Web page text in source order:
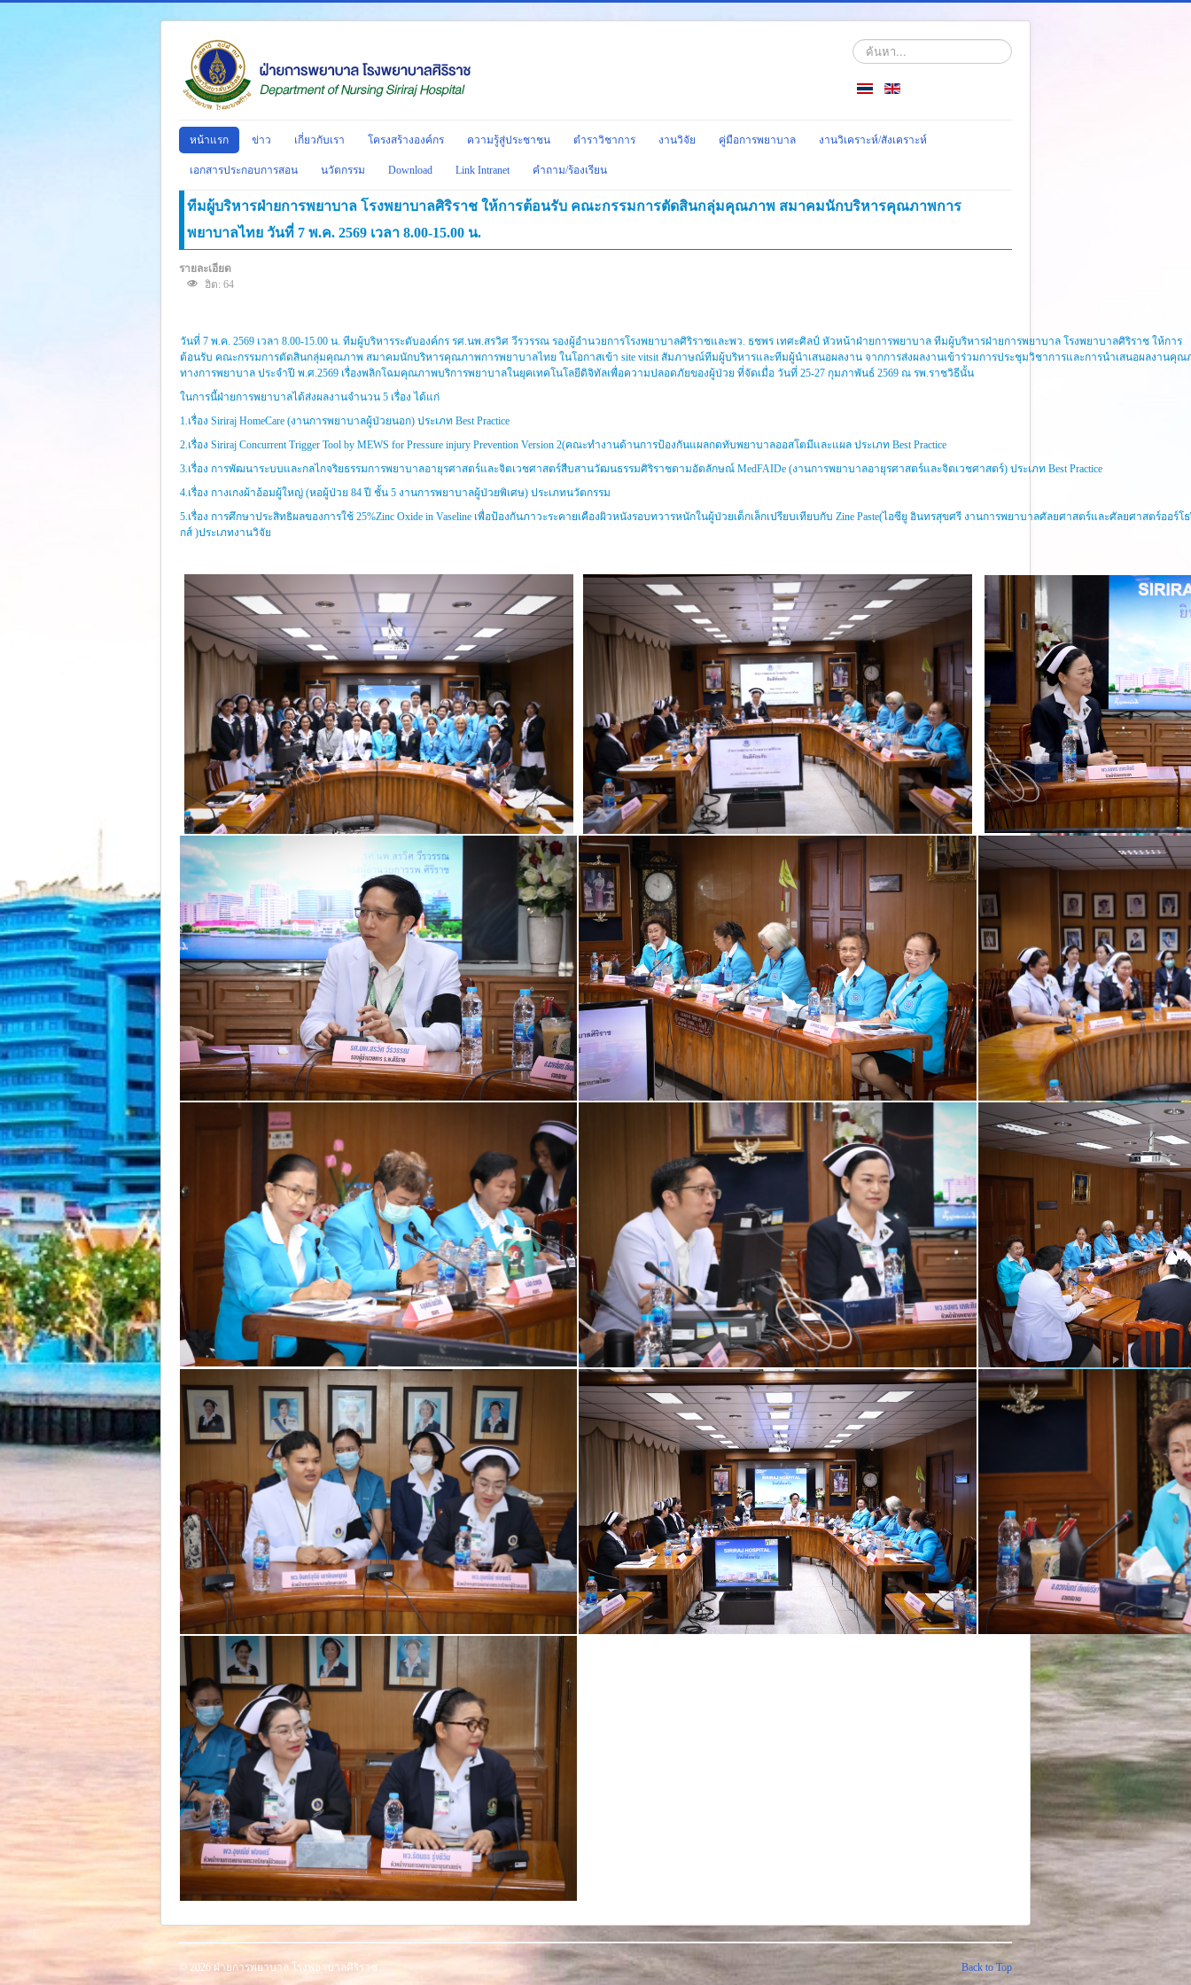
ค้นหา...
หน้าแรก ข่าว เกี่ยวกับเรา โครงสร้างองค์กร ความรู้สู่ประชาชน ตำราวิชาการ งานวิจัย คู่มือการพยาบาล งานวิเคราะห์/สังเคราะห์
เอกสารประกอบการสอน นวัตกรรม Download Link Intranet คำถาม/ร้องเรียน
ทีมผู้บริหารฝ่ายการพยาบาล โรงพยาบาลศิริราช ให้การต้อนรับ คณะกรรมการตัดสินกลุ่มคุณภาพ สมาคมนักบริหารคุณภาพการ
พยาบาลไทย วันที่ 7 พ.ค. 2569 เวลา 8.00-15.00 น.
รายละเอียด
ฮิต: 64
วันที่ 7 พ.ค. 2569 เวลา 8.00-15.00 น. ทีมผู้บริหารระดับองค์กร รศ.นพ.สรวิศ วีรวรรณ รองผู้อำนวยการโรงพยาบาลศิริราชและพว. ธชพร เทศะศิลป์ หัวหน้าฝ่ายการพยาบาล ทีมผู้บริหารฝ่ายการพยาบาล โรงพยาบาลศิริราช ให้การ
ต้อนรับ คณะกรรมการตัดสินกลุ่มคุณภาพ สมาคมนักบริหารคุณภาพการพยาบาลไทย ในโอกาสเข้า site vitsit สัมภาษณ์ทีมผู้บริหารและทีมผู้นำเสนอผลงาน จากการส่งผลงานเข้าร่วมการประชุมวิชาการและการนำเสนอผลงานคุณ
ทางการพยาบาล ประจำปี พ.ศ.2569 เรื่องพลิกโฉมคุณภาพบริการพยาบาลในยุคเทคโนโลยีดิจิทัลเพื่อความปลอดภัยของผู้ป่วย ที่จัดเมื่อ วันที่ 25-27 กุมภาพันธ์ 2569 ณ รพ.ราชวิธีนั้น
ในการนี้ฝ่ายการพยาบาลได้ส่งผลงานจำนวน 5 เรื่อง ได้แก่
1.เรื่อง Siriraj HomeCare (งานการพยาบาลผู้ป่วยนอก) ประเภท Best Practice
2.เรื่อง Siriraj Concurrent Trigger Tool by MEWS for Pressure injury Prevention Version 2(คณะทำงานด้านการป้องกันแผลกดทับพยาบาลออสโตมีและแผล ประเภท Best Practice
3.เรื่อง การพัฒนาระบบและกลไกจริยธรรมการพยาบาลอายุรศาสตร์และจิตเวชศาสตร์สืบสานวัฒนธรรมศิริราชตามอัตลักษณ์ MedFAIDe (งานการพยาบาลอายุรศาสตร์และจิตเวชศาสตร์) ประเภท Best Practice
4.เรื่อง กางเกงผ้าอ้อมผู้ใหญ่ (หอผู้ป่วย 84 ปี ชั้น 5 งานการพยาบาลผู้ป่วยพิเศษ) ประเภทนวัตกรรม
5.เรื่อง การศึกษาประสิทธิผลของการใช้ 25%Zinc Oxide in Vaseline เพื่อป้องกันภาวะระคายเคืองผิวหนังรอบทวารหนักในผู้ป่วยเด็กเล็กเปรียบเทียบกับ Zine Paste(ไอซียู อินทรสุขศรี งานการพยาบาลศัลยศาสตร์และศัลยศาสตร์ออร์โ
กส์ )ประเภทงานวิจัย
Back to Top
© 2026 ฝ่ายการพยาบาล โรงพยาบาลศิริราช